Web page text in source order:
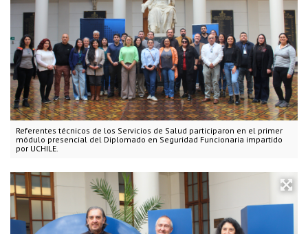
Referentes técnicos de los Servicios de Salud participaron en el primer
módulo presencial del Diplomado en Seguridad Funcionaria impartido
por UCHILE.